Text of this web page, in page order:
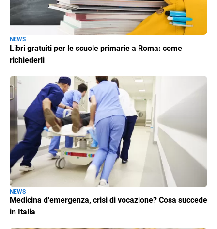
NEWS
Libri gratuiti per le scuole primarie a Roma: come
richiederli
NEWS
Medicina d'emergenza, crisi di vocazione? Cosa succede
in Italia